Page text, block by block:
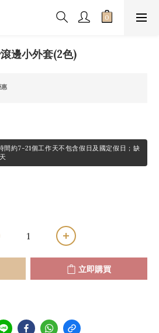
邊小外套(2色)
約7-21個工作天不包含假日及國定假日；缺
立即購買